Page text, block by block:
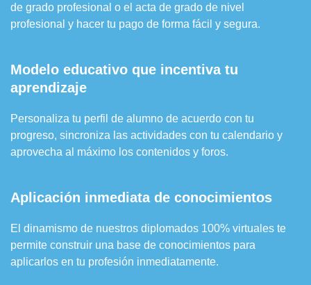
de grado profesional o el acta de grado de nivel
profesional y hacer tu pago de forma fácil y segura.
Modelo educativo que incentiva tu
aprendizaje
Personaliza tu perfil de alumno de acuerdo con tu
progreso, sincroniza las actividades con tu calendario y
aprovecha al máximo los contenidos y foros.
Aplicación inmediata de conocimientos
El dinamismo de nuestros diplomados 100% virtuales te
permite construir una base de conocimientos para
aplicarlos en tu profesión inmediatamente.